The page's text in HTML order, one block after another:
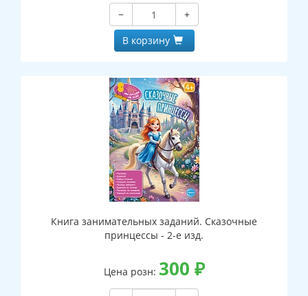
−
+
В корзину
Книга занимательных заданий. Сказочные
принцессы - 2-е изд.
Цена розн: 300 ₽